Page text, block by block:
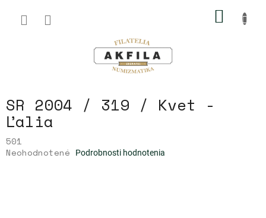
obsah
SR 2004 / 319 / Kvet -
Ľalia
501
Priemerné
Neohodnotené Podrobnosti hodnotenia